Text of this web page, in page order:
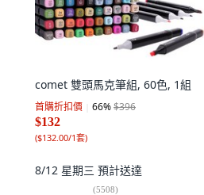
comet 雙頭馬克筆組, 60色, 1組
首購折扣價 66%$396
$132
($132.00/1套)
8/12 星期三 預計送達
(5508)